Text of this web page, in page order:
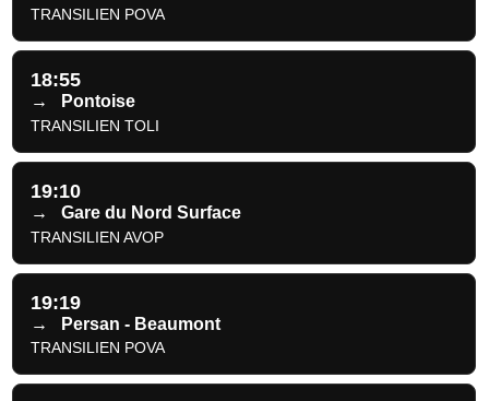
TRANSILIEN POVA
18:55
→ Pontoise
TRANSILIEN TOLI
19:10
→ Gare du Nord Surface
TRANSILIEN AVOP
19:19
→ Persan - Beaumont
TRANSILIEN POVA